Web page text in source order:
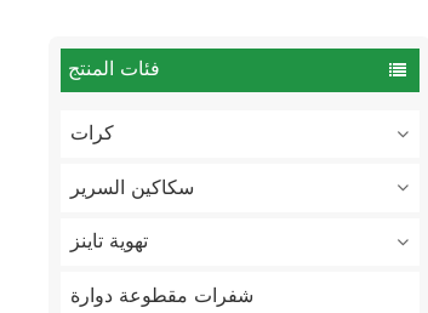
فئات المنتج
كرات
سكاكين السرير
تهوية تاينز
شفرات مقطوعة دوارة